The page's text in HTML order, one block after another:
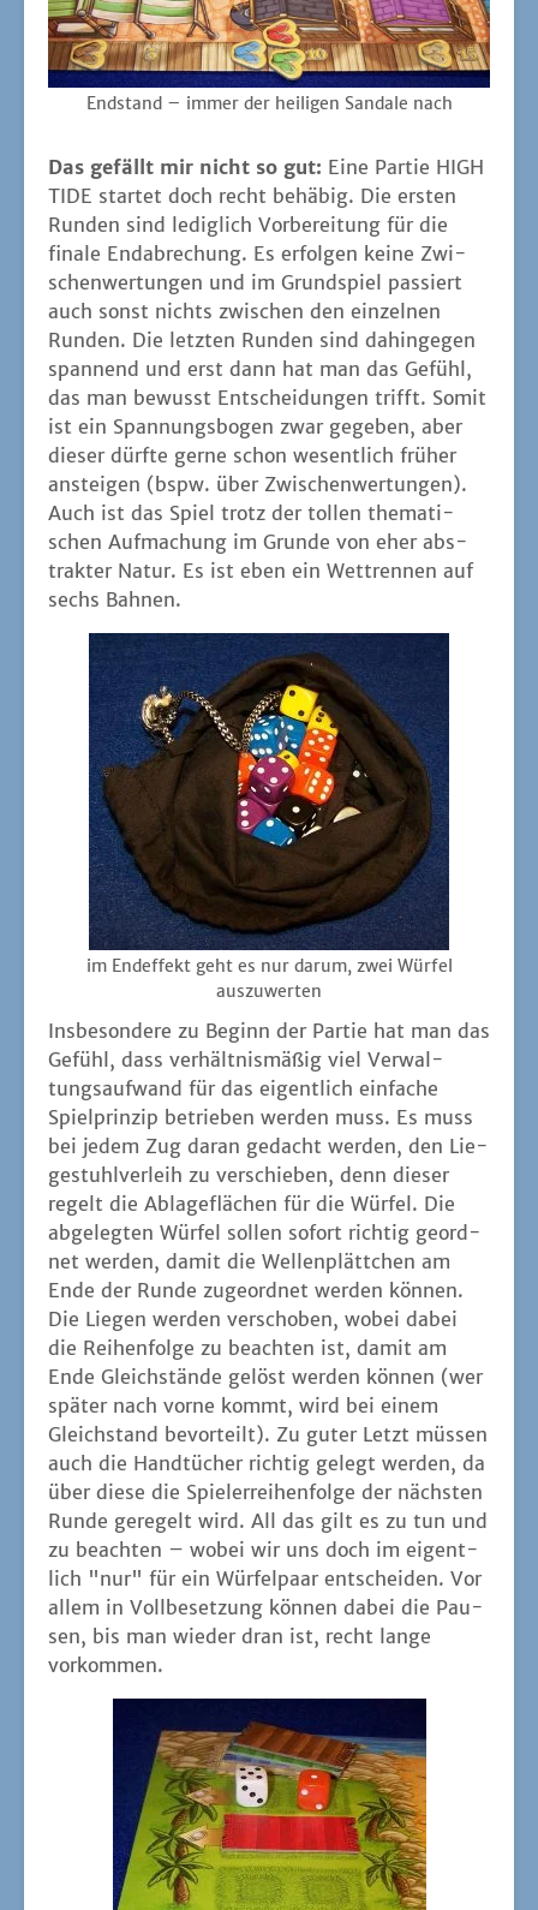
End­stand – immer der hei­li­gen San­da­le nach
Das gefällt mir nicht so gut: Eine Par­tie HIGH
TIDE star­tet doch recht behä­big. Die ers­ten
Run­den sind ledig­lich Vor­be­rei­tung für die
fina­le End­ab­re­chung. Es erfol­gen kei­ne Zwi­
schen­wer­tun­gen und im Grund­spiel pas­siert
auch sonst nichts zwi­schen den ein­zel­nen
Run­den. Die letz­ten Run­den sind dahin­ge­gen
span­nend und erst dann hat man das Gefühl,
das man bewusst Ent­schei­dun­gen trifft. Somit
ist ein Span­nungs­bo­gen zwar gege­ben, aber
die­ser dürf­te ger­ne schon wesent­lich frü­her
anstei­gen (bspw. über Zwi­schen­wer­tun­gen).
Auch ist das Spiel trotz der tol­len the­ma­ti­
schen Auf­ma­chung im Grun­de von eher abs­
trak­ter Natur. Es ist eben ein Wett­ren­nen auf
sechs Bahnen.
im End­ef­fekt geht es nur dar­um, zwei Wür­fel
auszuwerten
Ins­be­son­de­re zu Beginn der Par­tie hat man das
Gefühl, dass ver­hält­nis­mä­ßig viel Ver­wal­
tungs­auf­wand für das eigent­lich ein­fa­che
Spiel­prin­zip betrie­ben wer­den muss. Es muss
bei jedem Zug dar­an gedacht wer­den, den Lie­
ge­stuhl­ver­leih zu ver­schie­ben, denn die­ser
regelt die Abla­ge­flä­chen für die Wür­fel. Die
abge­leg­ten Wür­fel sol­len sofort rich­tig geord­
net wer­den, damit die Wel­len­plätt­chen am
Ende der Run­de zuge­ord­net wer­den kön­nen.
Die Lie­gen wer­den ver­scho­ben, wobei dabei
die Rei­hen­fol­ge zu beach­ten ist, damit am
Ende Gleich­stän­de gelöst wer­den kön­nen (wer
spä­ter nach vor­ne kommt, wird bei einem
Gleich­stand bevor­teilt). Zu guter Letzt müs­sen
auch die Hand­tü­cher rich­tig gelegt wer­den, da
über die­se die Spie­l­er­rei­hen­fol­ge der nächs­ten
Run­de gere­gelt wird. All das gilt es zu tun und
zu beach­ten – wobei wir uns doch im eigent­
lich "nur" für ein Wür­fel­paar ent­schei­den. Vor
allem in Voll­be­set­zung kön­nen dabei die Pau­
sen, bis man wie­der dran ist, recht lan­ge
vorkommen.